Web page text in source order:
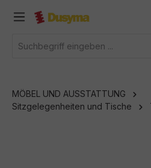
springen
MÖBEL UND AUSSTATTUNG
Sitzgelegenheiten und Tische